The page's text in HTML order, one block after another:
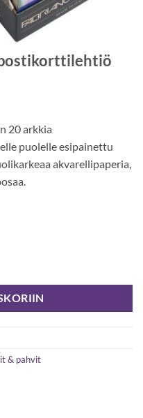
20 arkkia
puolelle esipainettu
akvarellipaperia,
& pahvit